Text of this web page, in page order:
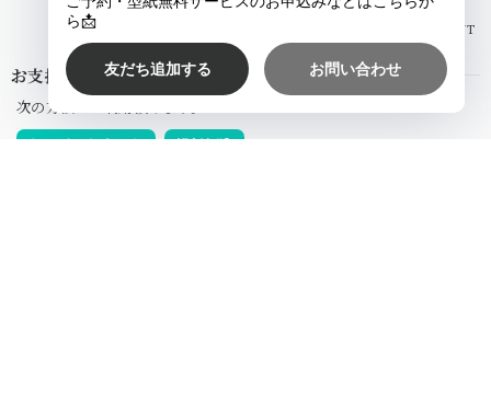
ABOUT
お支払い方法について
次の方法がご利用頂けます。
クレジットカード
銀行振込